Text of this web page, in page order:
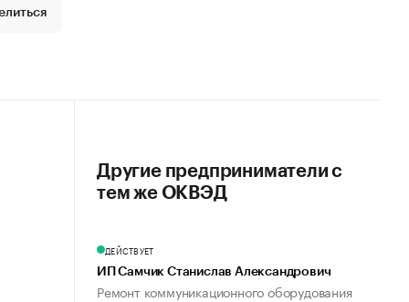
Другие предприниматели с
тем же ОКВЭД
ДЕЙСТВУЕТ
ИП Самчик Станислав Александрович
Ремонт коммуникационного оборудования